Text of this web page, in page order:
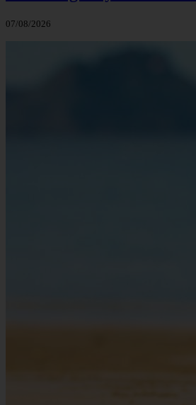
07/08/2026